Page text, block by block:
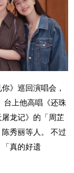
》巡回演唱会，
台上他高唱《还珠
龙记》的「周芷
秀丽等人。 不过
真的好遗